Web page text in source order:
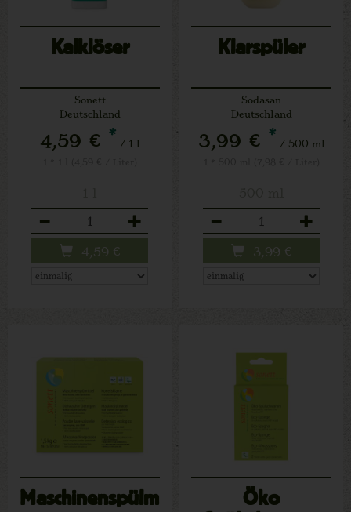
Kalklöser
Sonett
Deutschland
4,59 € * / 1 l
4,59 €
Klarspüler
Sodasan
Deutschland
3,99 € * / 500 ml
3,99 €
Maschinenspülmittel
Öko